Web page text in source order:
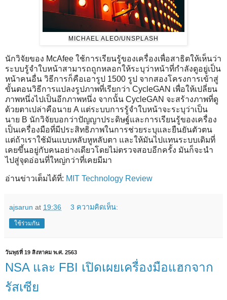
MICHAEL ALEO/UNSPLASH
นักวิจัยของ McAfee ใช้การเรียนรู้ของเครื่องเพื่อสาธิตให้เห็นว่า
ระบบรู้จำใบหน้าสามารถถูกหลอกให้ระบุว่าหน้าที่กำลังดูอยู่เป็น
หน้าคนอื่น วิธีการก็คือเอารูป 1500 รูป จากสองโครงการเข้าสู่
ขั้นตอนวิธีการแปลงรูปภาพที่เรียกว่า CycleGAN เพื่อให้เปลี่ยน
ภาพหนึ่งไปเป็นอีกภาพหนึ่ง จากนั้น CycleGAN จะสร้างภาพที่ดู
ด้วยตาเปล่าคือนาย A แต่ระบบการรู้จำใบหน้าจะระบุว่าเป็น
นาย B นักวิจัยบอกว่าปัญญาประดิษฐ์และการเรียนรู้ของเครื่อง
เป็นเครื่องมือที่มีประสิทธิภาพในการช่วยระบุและยืนยันตัวตน
แต่ถ้าเราใช้มันแบบหลับหูหลับตา และให้มันไปแทนระบบเดิมที่
เคยขึ้นอยู่กับคนอย่างเดียวโดยไม่ตรวจสอบอีกครั้ง มันก็จะนำ
ไปสู่จุดอ่อนที่ใหญ่กว่าที่เคยมีมา
อ่านข่าวเต็มได้ที่: MIT Technology Review
ajsarun at 19:36 3 ความคิดเห็น:
ใช้ร่วมกัน
วันพุธที่ 19 สิงหาคม พ.ศ. 2563
NSA และ FBI เปิดเผยเครื่องมือแฮกจาก
รัสเซีย